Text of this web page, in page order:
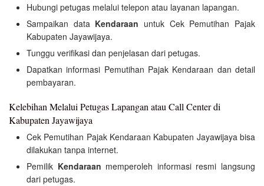
Hubungi petugas melalui telepon atau layanan lapangan.
Sampaikan data Kendaraan untuk Cek Pemutihan Pajak
Kabupaten Jayawijaya.
Tunggu verifikasi dan penjelasan dari petugas.
Dapatkan informasi Pemutihan Pajak Kendaraan dan detail
pembayaran.
Kelebihan Melalui Petugas Lapangan atau Call Center di
Kabupaten Jayawijaya
Cek Pemutihan Pajak Kendaraan Kabupaten Jayawijaya bisa
dilakukan tanpa internet.
Pemilik Kendaraan memperoleh informasi resmi langsung
dari petugas.